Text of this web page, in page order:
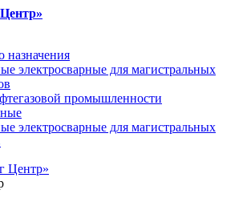
назначения
электросварные для магистральных
промышленности
электросварные для магистральных